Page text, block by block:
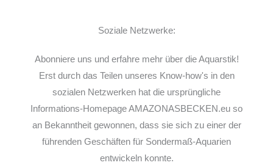
Soziale Netzwerke:
Abonniere uns und erfahre mehr über die Aquarstik!
Erst durch das Teilen unseres Know-how's in den
sozialen Netzwerken hat die ursprüngliche
Informations-Homepage AMAZONASBECKEN.eu so
an Bekanntheit gewonnen, dass sie sich zu einer der
führenden Geschäften für Sondermaß-Aquarien
entwickeln konnte.